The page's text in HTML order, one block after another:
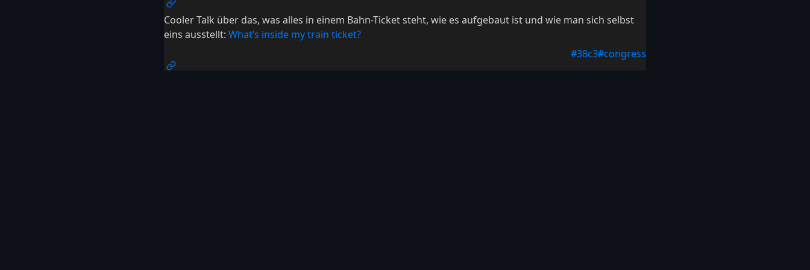
Cooler Talk über das, was alles in einem Bahn-Ticket steht, wie es aufgebaut ist und wie man sich selbst
eins ausstellt: What’s inside my train ticket?
#38c3#congress